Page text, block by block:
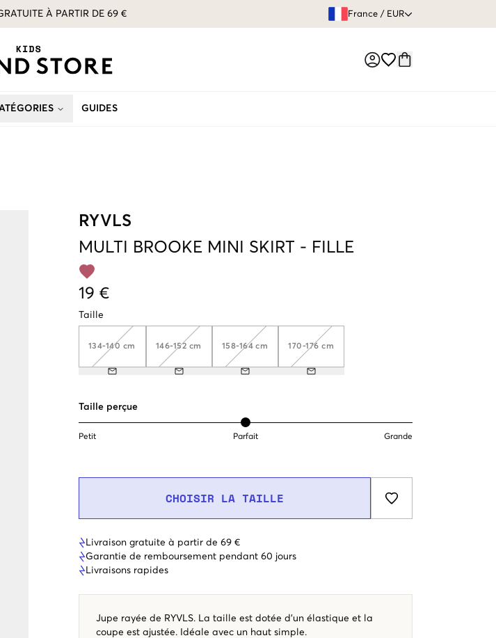
À PARTIR DE 69 € GARANTIE DE
France / EUR
GUIDES
RYVLS
MULTI
BROOKE MINI SKIRT - FILLE
19 €
Taille
134-140 cm 146-152 cm 158-164 cm 170-176 cm
Taille perçue
Petit Parfait Grande
CHOISIR LA TAILLE
Livraison gratuite à partir de 69 €
Garantie de remboursement pendant 60 jours
Livraisons rapides
Jupe rayée de RYVLS. La taille est dotée d’un élastique et la
coupe est ajustée. Idéale avec un haut simple.